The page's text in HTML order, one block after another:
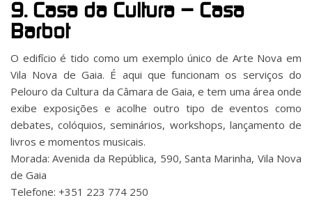
9. Casa da Cultura – Casa
Barbot
O edifício é tido como um exemplo único de Arte Nova em
Vila Nova de Gaia. É aqui que funcionam os serviços do
Pelouro da Cultura da Câmara de Gaia, e tem uma área onde
exibe exposições e acolhe outro tipo de eventos como
debates, colóquios, seminários, workshops, lançamento de
livros e momentos musicais.
Morada: Avenida da República, 590, Santa Marinha, Vila Nova
de Gaia
Telefone: +351 223 774 250